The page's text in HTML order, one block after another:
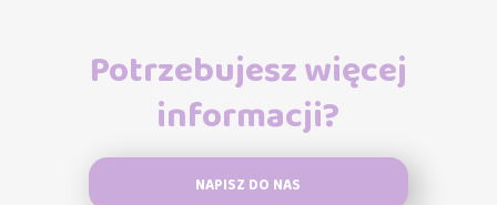
Potrzebujesz więcej
informacji?
NAPISZ DO NAS